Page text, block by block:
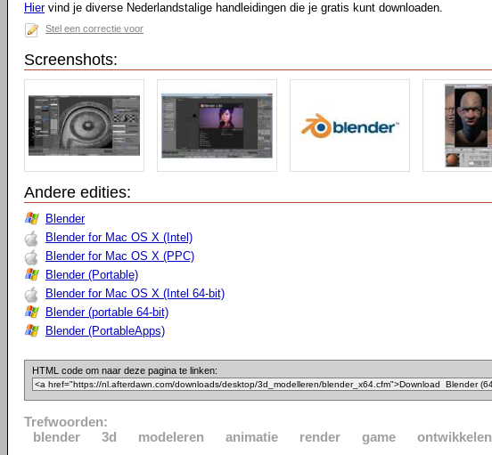
Hiervind je diverse Nederlandstalige handleidingen die je gratis kunt downloaden.
Stel een correctie voor
Screenshots:
Andere edities:
Blender
Blender for Mac OS X (Intel)
Blender for Mac OS X (PPC)
Blender (Portable)
Blender for Mac OS X (Intel 64-bit)
Blender (portable 64-bit)
Blender (PortableApps)
HTML code om naar deze pagina te linken:
Trefwoorden:
blender
3d modeleren animatie render game ontwikkelen